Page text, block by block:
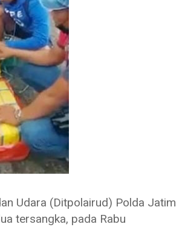
Udara (Ditpolairud) Polda Jatim
tersangka, pada Rabu